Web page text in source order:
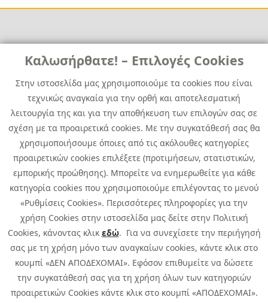
Καλωσήρθατε! – Επιλογές Cookies
Στην ιστοσελίδα μας χρησιμοποιούμε τα cookies που είναι
τεχνικώς αναγκαία για την ορθή και αποτελεσματική
λειτουργία της και για την αποθήκευση των επιλογών σας σε
σχέση με τα προαιρετικά cookies. Με την συγκατάθεσή σας θα
χρησιμοποιήσουμε όποιες από τις ακόλουθες κατηγορίες
προαιρετικών cookies επιλέξετε (προτιμήσεων, στατιστικών,
εμπορικής προώθησης). Μπορείτε να ενημερωθείτε για κάθε
κατηγορία cookies που χρησιμοποιούμε επιλέγοντας το μενού
«Ρυθμίσεις Cookies». Περισσότερες πληροφορίες για την
χρήση Cookies στην ιστοσελίδα μας δείτε στην Πολιτική
Cookies, κάνοντας κλικ εδώ. Για να συνεχίσετε την περιήγησή
σας με τη χρήση μόνο των αναγκαίων cookies, κάντε κλικ στο
κουμπί «ΔΕΝ ΑΠΟΔΕΧΟΜΑΙ». Εφόσον επιθυμείτε να δώσετε
την συγκατάθεσή σας για τη χρήση όλων των κατηγοριών
προαιρετικών Cookies κάντε κλικ στο κουμπί «ΑΠΟΔΕΧΟΜΑΙ».
Χρήσιμα
News
Media Kit
Career
Quest Group